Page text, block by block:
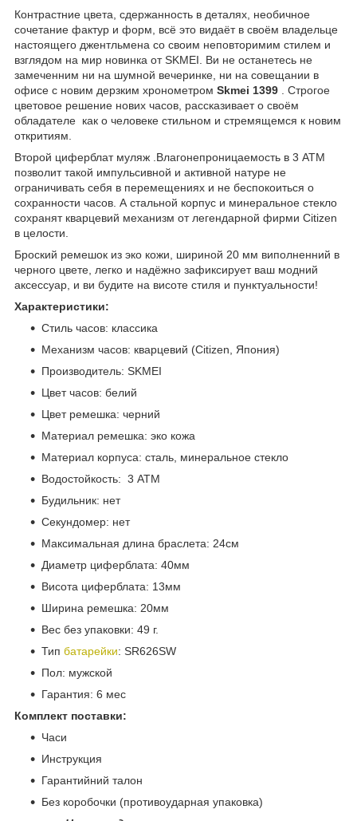
Контрастние цвета, сдержанность в деталях, необичное
сочетание фактур и форм, всё это видаёт в своём владельце
настоящего джентльмена со своим неповторимим стилем и
взглядом на мир новинка от SKMEI. Ви не останетесь не
замеченним ни на шумной вечеринке, ни на совещании в
офисе с новим дерзким хронометром Skmei 1399
. Строгое
цветовое решение нових часов, рассказивает о своём
обладателе как о человеке стильном и стремящемся к новим
откритиям.
Второй циферблат муляж .Влагонепроницаемость в 3 АТМ
позволит такой импульсивной и активной натуре не
ограничивать себя в перемещениях и не беспокоиться о
сохранности часов. А стальной корпус и минеральное стекло
сохранят кварцевий механизм от легендарной фирми Citizen
в целости.
Броский ремешок из эко кожи, шириной 20 мм виполненний в
черного цвете, легко и надёжно зафиксирует ваш модний
аксессуар, и ви будите на висоте стиля и пунктуальности!
Характеристики:
Стиль часов: классика
Механизм часов: кварцевий (Citizen, Япония)
Производитель: SKMEI
Цвет часов: белий
Цвет ремешка: черний
Материал ремешка: эко кожа
Материал корпуса: сталь, минеральное стекло
Водостойкость: 3 АТМ
Будильник: нет
Секундомер: нет
Максимальная длина браслета: 24см
Диаметр циферблата: 40мм
Висота циферблата: 13мм
Ширина ремешка: 20мм
Вес без упаковки: 49 г.
Тип батарейки: SR626SW
Пол: мужской
Гарантия: 6 мес
Комплект поставки:
Часи
Инструкция
Гарантийний талон
Без коробочки (противоударная упаковка)